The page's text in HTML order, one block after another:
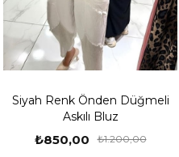
Siyah Renk Önden Düğmeli
Askılı Bluz
₺850,00 ₺1.200,00